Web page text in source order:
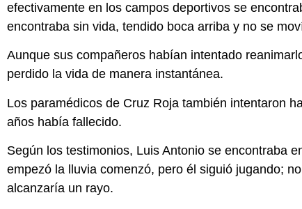
efectivamente en los campos deportivos se
encontraba sin vida, tendido boca arriba y no se
Aunque sus compañeros habían intentado
perdido la vida de manera instantánea.
Los paramédicos de Cruz Roja también intentaron
años había fallecido.
Según los testimonios, Luis Antonio se encontraba
empezó la lluvia comenzó, pero él siguió jugando;
alcanzaría un rayo.